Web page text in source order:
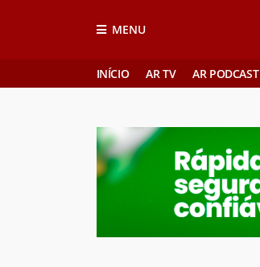
MENU
INÍCIO AR TV AR PODCAST